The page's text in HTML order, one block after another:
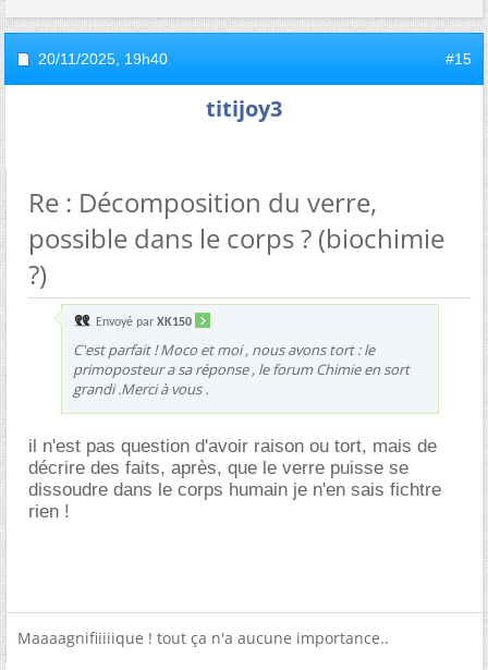
20/11/2025, 19h40 #15
titijoy3
Re : Décomposition du verre,
possible dans le corps ? (biochimie
?)
Envoyé par XK150
C'est parfait ! Moco et moi , nous avons tort : le
primoposteur a sa réponse , le forum Chimie en sort
grandi .Merci à vous .
il n'est pas question d'avoir raison ou tort, mais de
décrire des faits, après, que le verre puisse se
dissoudre dans le corps humain je n'en sais fichtre
rien !
Maaaagnifiiiiique ! tout ça n'a aucune importance..